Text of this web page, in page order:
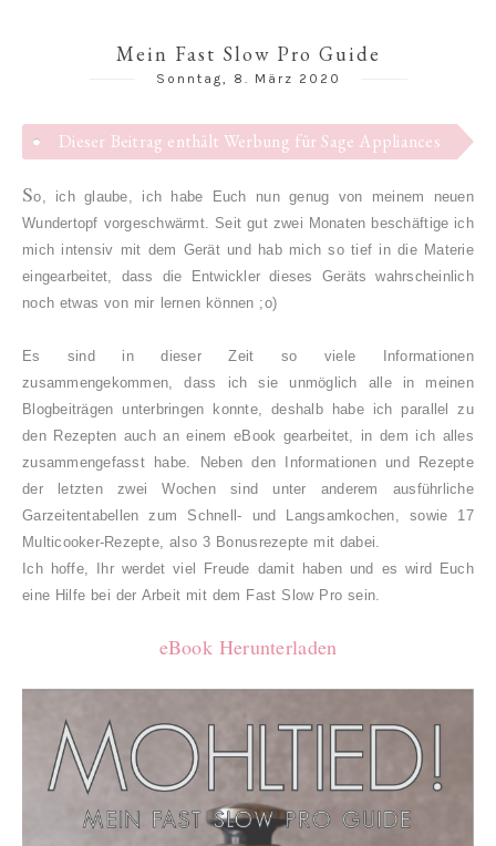
Mein Fast Slow Pro Guide
Sonntag, 8. März 2020
Dieser Beitrag enthält Werbung für Sage Appliances
So, ich glaube, ich habe Euch nun genug von meinem neuen
Wundertopf vorgeschwärmt. Seit gut zwei Monaten beschäftige ich
mich intensiv mit dem Gerät und hab mich so tief in die Materie
eingearbeitet, dass die Entwickler dieses Geräts wahrscheinlich
noch etwas von mir lernen können ;o)
Es sind in dieser Zeit so viele Informationen
zusammengekommen, dass ich sie unmöglich alle in meinen
Blogbeiträgen unterbringen konnte, deshalb habe ich parallel zu
den Rezepten auch an einem eBook gearbeitet, in dem ich alles
zusammengefasst habe. Neben den Informationen und Rezepte
der letzten zwei Wochen sind unter anderem ausführliche
Garzeitentabellen zum Schnell- und Langsamkochen, sowie 17
Multicooker-Rezepte, also 3 Bonusrezepte mit dabei.
Ich hoffe, Ihr werdet viel Freude damit haben und es wird Euch
eine Hilfe bei der Arbeit mit dem Fast Slow Pro sein.
eBook Herunterladen